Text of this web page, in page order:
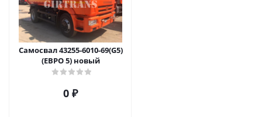
Самосвал 43255-6010-69(G5)
(ЕВРО 5) новый
0 ₽